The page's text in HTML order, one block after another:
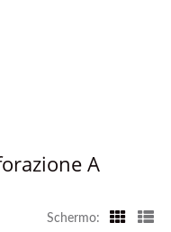
A
Schermo: